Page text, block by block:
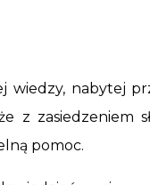
wiedzy, nabytej
z zasiedzeniem
pomoc.